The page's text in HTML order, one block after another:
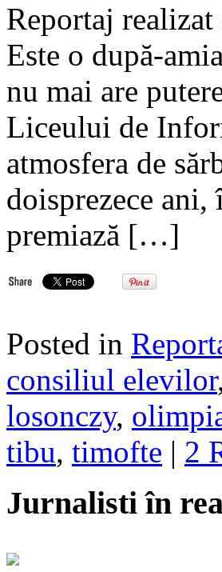
Reportaj
Este o după-
nu mai are
Liceului de
atmosfera de
doisprezece
premiază […]
Posted in
consiliul elevilor,
losonczy,
tibu, timofte | 2
Jurnalisti în